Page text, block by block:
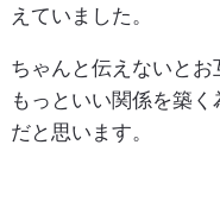
えていました。
ちゃんと伝えないとお
もっといい関係を築
だと思います。